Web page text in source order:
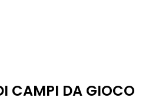
CAMPI DA GIOCO